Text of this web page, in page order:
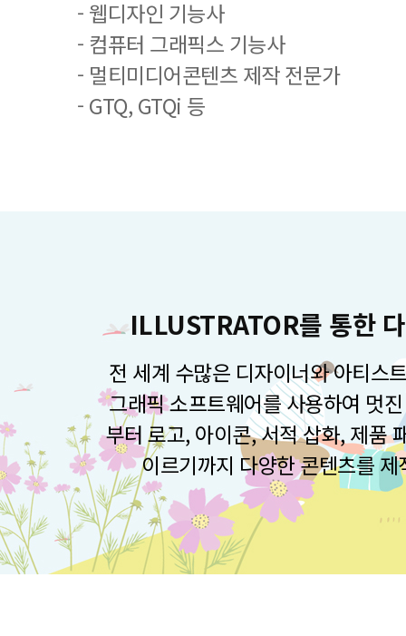
- 웹디자인 기능사
- 컴퓨터 그래픽스 기능사
- 멀티미디어콘텐츠 제작 전문가
- GTQ, GTQi 등
ILLUSTRATOR를 통한
전 세계 수많은 디자이너와 아티스
그래픽 소프트웨어를 사용하여 멋
부터 로고, 아이콘, 서적 삽화, 제품
이르기까지 다양한 콘텐츠를